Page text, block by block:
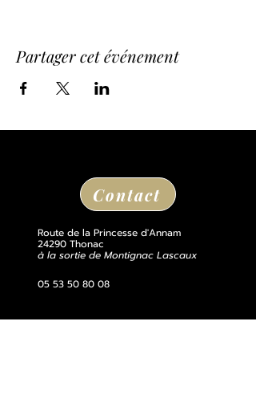
Partager cet événement
Contact
Route de la Princesse d'Annam
24290 Thonac
à la sortie de Montignac Lascaux
05 53 50 80 08
losse@chateaudelosse.com